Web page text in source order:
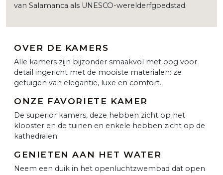
van Salamanca als UNESCO-werelderfgoedstad.
OVER DE KAMERS
Alle kamers zijn bijzonder smaakvol met oog voor
detail ingericht met de mooiste materialen: ze
getuigen van elegantie, luxe en comfort.
ONZE FAVORIETE KAMER
De superior kamers, deze hebben zicht op het
klooster en de tuinen en enkele hebben zicht op de
kathedralen.
GENIETEN AAN HET WATER
Neem een duik in het openluchtzwembad dat open